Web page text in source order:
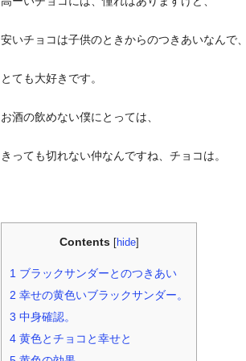
安いチョコは子供のときからのつきあいなんで
とても大好きです。
お酒の飲めない僕にとっては、
きっても切れない仲なんですね、チョコは。
Contents hide]
1 ブラックサンダーとのつきあい
2 幸せの黄色いブラックサンダー。
3 中身確認。
4 黄色とチョコと幸せと